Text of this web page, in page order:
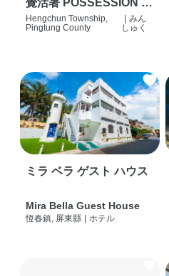
覺活著 POSSESSION |
背包客棧 | 恆春必住特色
Hengchun Township,
Pingtung County
みん
しゅく
ミラ ベラ ゲスト ハウス
Mira Bella Guest House
恆春鎮, 屏東縣 ホテル